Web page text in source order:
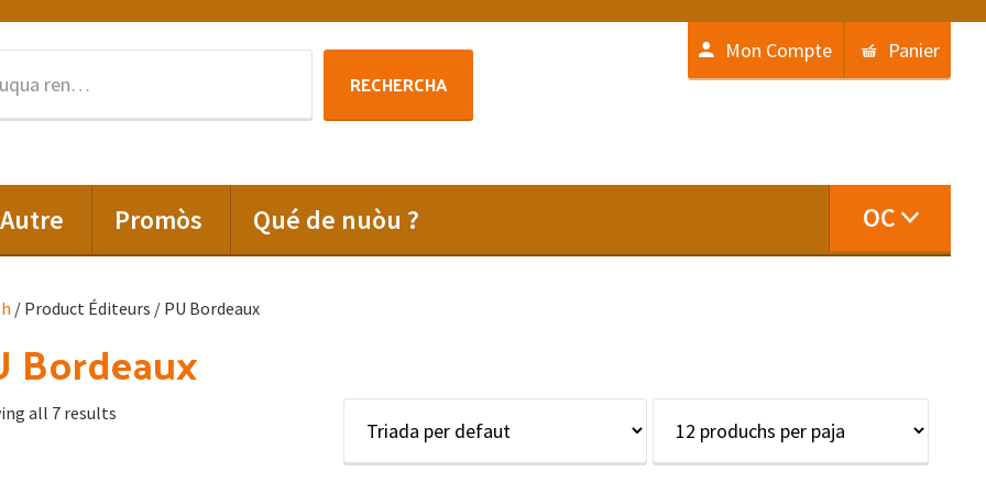
:
RECHERCHA
Mon Compte Panier
Autre Promòs Qué de nuòu ? OC
/ Product Éditeurs / PU Bordeaux
Bordeaux
all 7 results